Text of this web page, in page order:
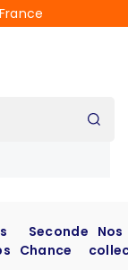
Seconde
Chance
Nos